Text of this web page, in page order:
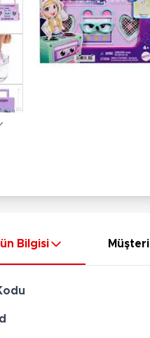
Nerf
Silahlar
Silah Setleri
Bilgisi